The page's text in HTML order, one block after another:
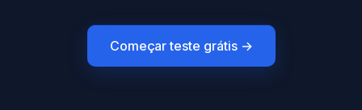
Começar teste grátis →